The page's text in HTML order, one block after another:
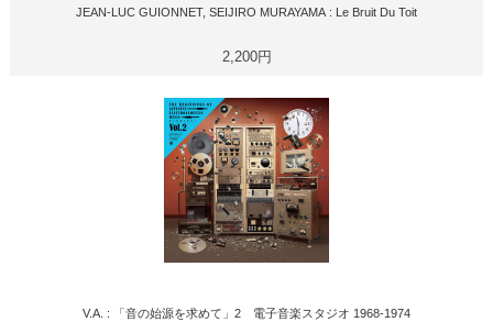
JEAN-LUC GUIONNET, SEIJIRO MURAYAMA : Le Bruit Du Toit
2,200円
V.A. : 「音の始源を求めて」2 電子音楽スタジオ 1968-1974